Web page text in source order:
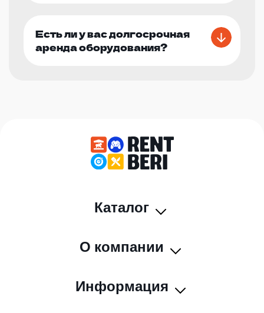
Есть ли у вас долгосрочная
аренда оборудования?
Каталог
О компании
Информация